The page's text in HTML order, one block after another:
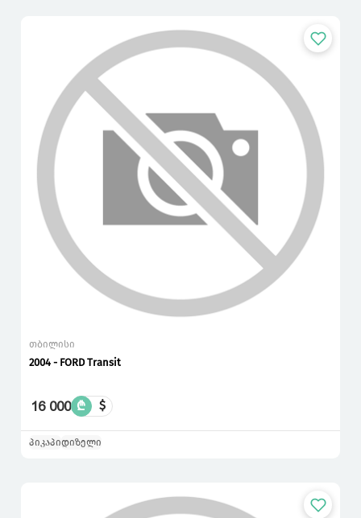
თბილისი
2004 - FORD Transit
16 000 ₾ $
პიკაპიდიზელი